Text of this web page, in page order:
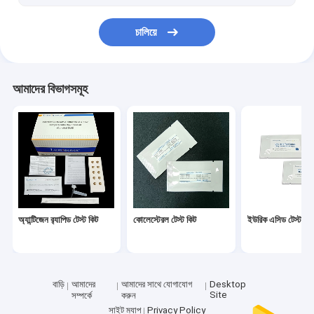
চালিয়ে
আমাদের বিভাগসমূহ
অ্যান্টিজেন র‌্যাপিড টেস্ট কিট কোলেস্টেরল টেস্ট কিট ইউরিক এসিড টেস্ট কিট
বাড়ি
আমাদের
সম্পর্কে
আমাদের সাথে যোগাযোগ
করুন
Desktop
Site
সাইট ম্যাপ
Privacy Policy